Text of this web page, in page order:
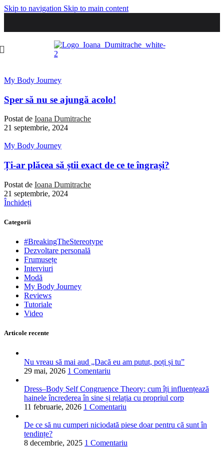
Skip to navigation Skip to main content
My Body Journey
Sper să nu se ajungă acolo!
Postat de Ioana Dumitrache
21 septembrie, 2024
My Body Journey
Ți-ar plăcea să știi exact de ce te îngrași?
Postat de Ioana Dumitrache
21 septembrie, 2024
Închideți
Categorii
#BreakingTheStereotype
Dezvoltare personală
Frumusețe
Interviuri
Modă
My Body Journey
Reviews
Tutoriale
Video
Articole recente
Nu vreau să mai aud „Dacă eu am putut, poți și tu”
29 mai, 2026 1 Comentariu
Dress–Body Self Congruence Theory: cum îți influențează
hainele încrederea în sine și relația cu propriul corp
11 februarie, 2026 1 Comentariu
De ce să nu cumperi niciodată piese doar pentru că sunt în
tendințe?
8 decembrie, 2025 1 Comentariu